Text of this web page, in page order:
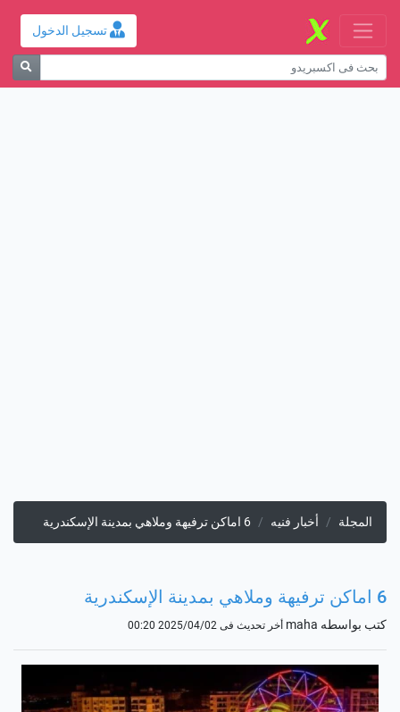
تسجيل الدخول
المجلة أخبار فنيه 6 اماكن ترفيهة وملاهي بمدينة الإسكندرية
6 اماكن ترفيهة وملاهي بمدينة الإسكندرية
كتب بواسطه maha أخر تحديث فى 2025/04/02 00:20